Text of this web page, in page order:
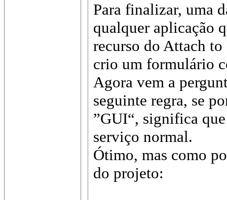
Para finalizar, uma
qualquer aplicação
recurso do Attach to
crio um formulário
Agora vem a
seguinte regra, se
”GUI“, significa
serviço normal.
Ótimo, mas como
do projeto: